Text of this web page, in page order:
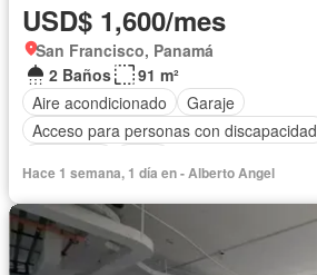
USD$ 1,600/mes
San Francisco, Panamá
2 Baños
91 m²
Aire acondicionado
Garaje
Acceso para personas con discapacidad
Hace 1 semana, 1 día en - Alberto Angel